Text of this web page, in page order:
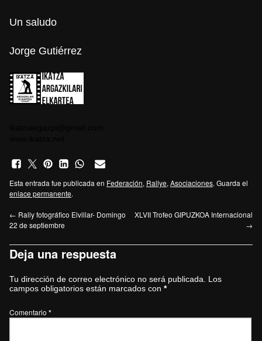
Un saludo
Jorge Gutiérrez
Esta entrada fue publicada en Federación, Rallye, Asociaciones. Guarda el
enlace permanente.
← Rally fotográfico Elvillar- Domingo
22 de septiembre
XLVII Trofeo GIPUZKOA Internacional
→
Deja una respuesta
Tu dirección de correo electrónico no será publicada.
Los
campos obligatorios están marcados con *
Comentario *